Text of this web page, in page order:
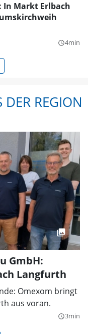
In Markt Erlbach
query_builder4min
REGION
GmbH:
Langfurth
Omexom bringt
aus voran.
query_builder3min